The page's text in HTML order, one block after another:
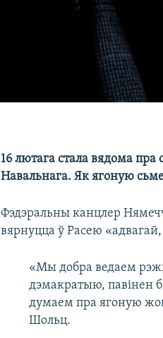
16 лютага стала вядома
Навальнага. Як ягоную
Фэдэральны канцлер
вярнуцца ў Расею
«Мы добра ведаем
дэмакратыю, павінен
думаем пра ягоную
Шольц.